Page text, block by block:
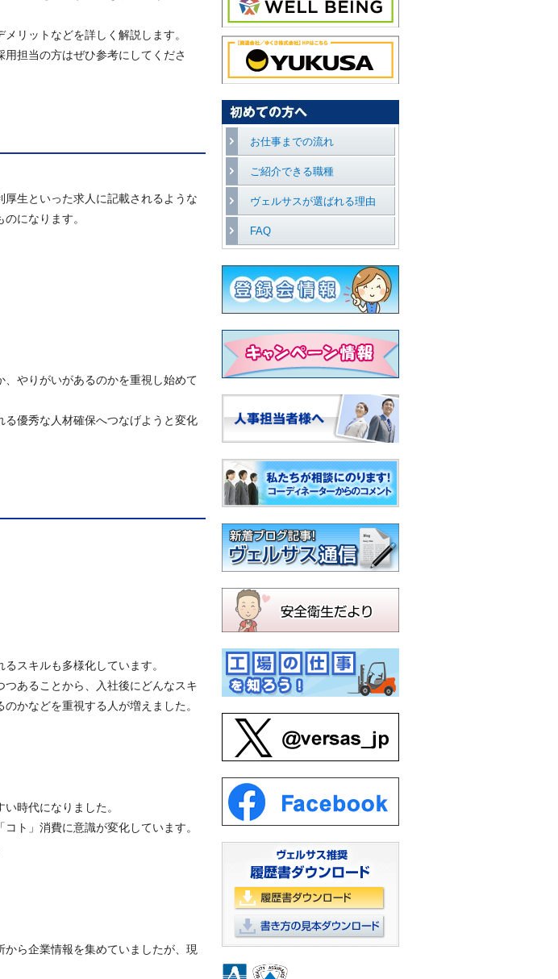
リットなどを詳しく解説します。
担当の方はぜひ参考にしてくださ
生といった求人に記載されるような
になります。
やりがいがあるのかを重視し始めて
優秀な人材確保へつなげようと変化
スキルも多様化しています。
あることから、入社後にどんなスキ
かなどを重視する人が増えました。
時代になりました。
ト」消費に意識が変化しています。
ら企業情報を集めていましたが、現
お仕事までの流れ
ご紹介できる職種
ヴェルサスが選ばれる理由
FAQ